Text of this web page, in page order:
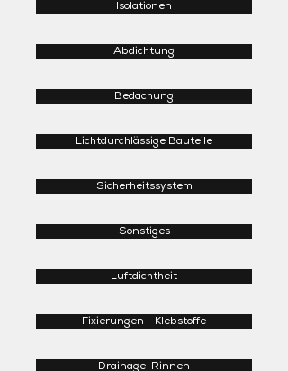
Isolationen
Abdichtung
Bedachung
Lichtdurchlässige Bauteile
Sicherheitssystem
Sonstiges
Luftdichtheit
Fixierungen - Klebstoffe
Drainage-Rinnen